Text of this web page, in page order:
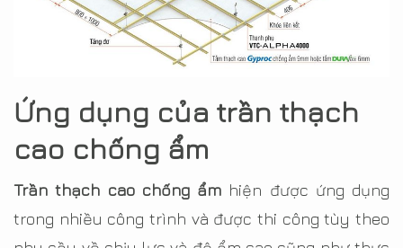
Ứng dụng của trần thạch
cao chống ẩm
Trần thạch cao chống ẩm hiện được ứng dụng
trong nhiều công trình và được thi công tùy theo